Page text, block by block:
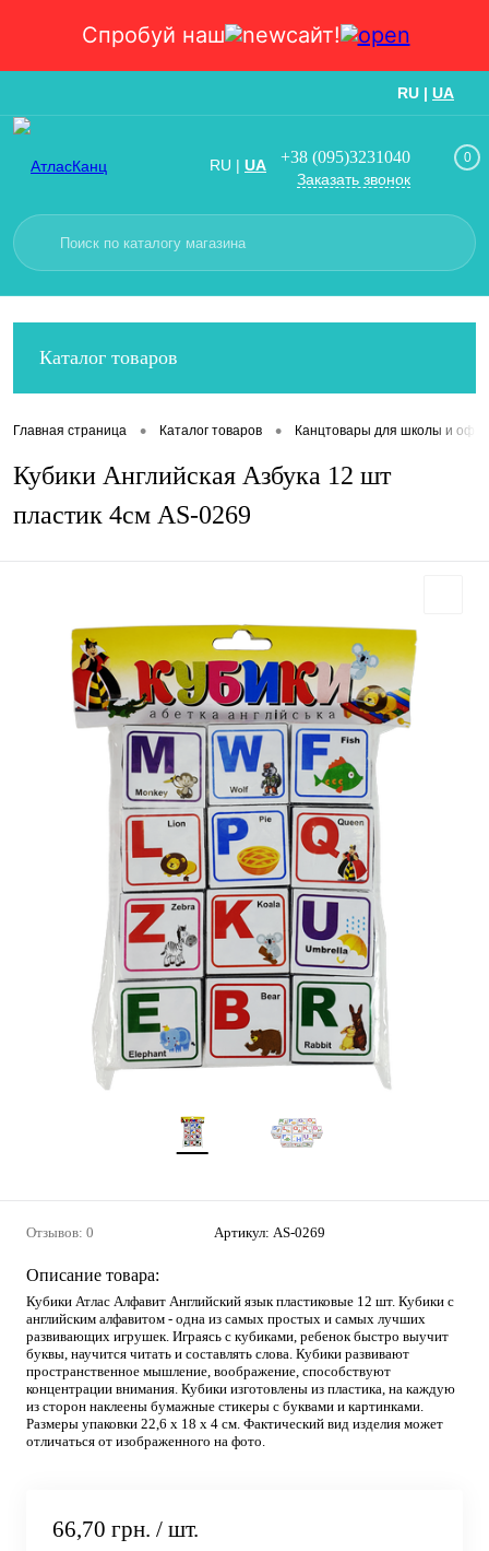
Спробуй наш сайт!
RU | UA
RU | UA +38 (095)3231040
Заказать звонок
0
Каталог товаров
Главная страница • Каталог товаров • Канцтовары для школы и
Кубики Английская Азбука 12 шт
пластик 4см AS-0269
Отзывов: 0 Артикул: AS-0269
Описание товара:
Кубики Атлас Алфавит Английский язык пластиковые 12 шт. Кубики с
английским алфавитом - одна из самых простых и самых лучших
развивающих игрушек. Играясь с кубиками, ребенок быстро выучит
буквы, научится читать и составлять слова. Кубики развивают
пространственное мышление, воображение, способствуют
концентрации внимания. Кубики изготовлены из пластика, на каждую
из сторон наклеены бумажные стикеры с буквами и картинками.
Размеры упаковки 22,6 х 18 х 4 см. Фактический вид изделия может
отличаться от изображенного на фото.
66,70 грн. / шт.